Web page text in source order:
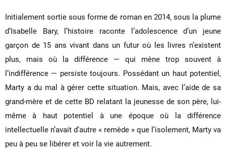
Initialement sortie sous forme de roman en 2014, sous la plume
d’Isabelle Bary, l’histoire raconte l’adolescence d’un jeune
garçon de 15 ans vivant dans un futur où les livres n’existent
plus, mais où la différence — qui mène trop souvent à
l’indifférence — persiste toujours. Possédant un haut potentiel,
Marty a du mal à gérer cette situation. Mais, avec l’aide de sa
grand-mère et de cette BD relatant la jeunesse de son père, lui-
même à haut potentiel à une époque où la différence
intellectuelle n’avait d’autre « remède » que l’isolement, Marty va
peu à peu se libérer et voir la vie autrement.